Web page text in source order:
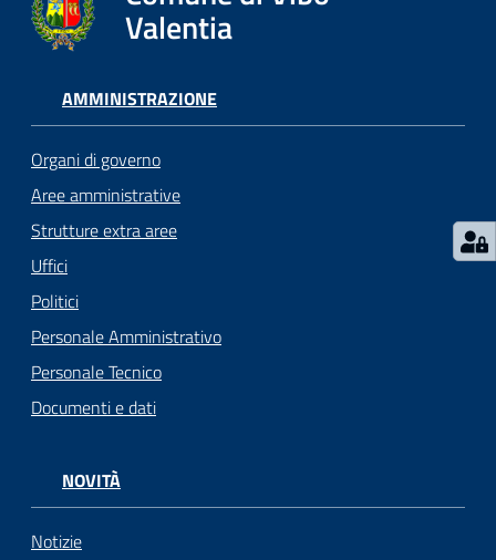
argomenti...
Seguici
su
Valentia
AMMINISTRAZIONE
Organi di governo
Aree amministrative
Strutture extra aree
Uffici
Politici
Personale Amministrativo
Personale Tecnico
Documenti e dati
NOVITÀ
Notizie